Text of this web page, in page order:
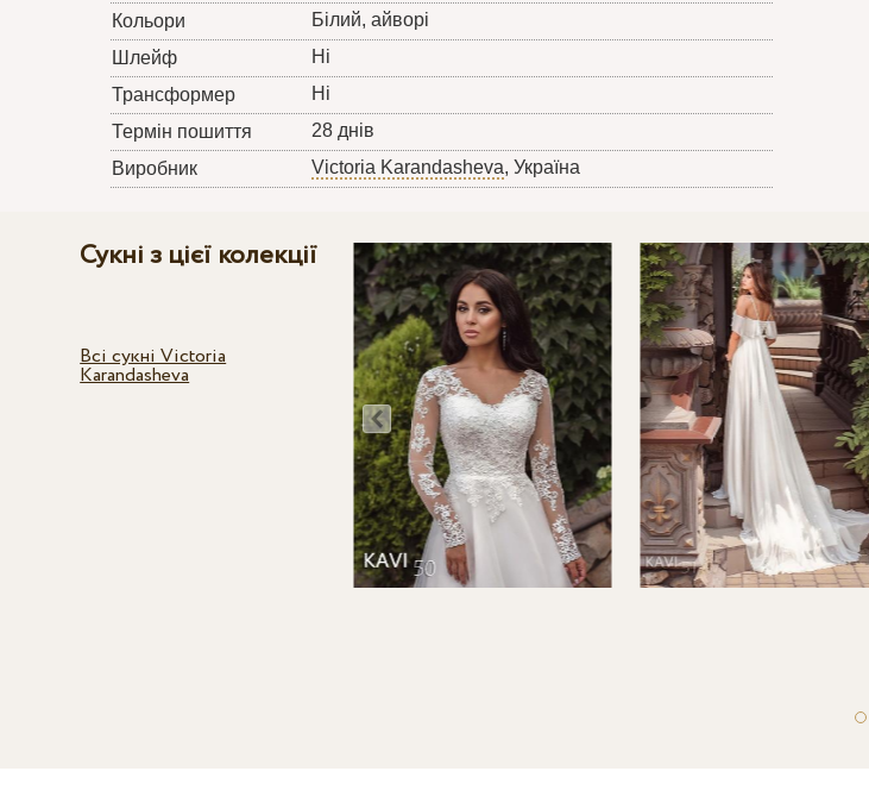
Кольори
Білий, айворі
Шлейф
Ні
Трансформер
Ні
Термін пошиття
28 днів
Виробник
Victoria Karandasheva, Україна
Сукні з цієї колекції
Всі сукні Victoria
Karandasheva